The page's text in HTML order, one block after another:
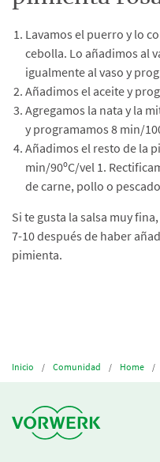
Lavamos el puerro y lo
cebolla. Lo añadimos al
igualmente al vaso y
Añadimos el aceite y
Agregamos la nata y la
y programamos 8 min/
Añadimos el resto de la
min/90ºC/vel 1.
de carne, pollo o
Si te gusta la salsa muy
7-10 después de haber
pimienta.
Inicio Comunidad Home